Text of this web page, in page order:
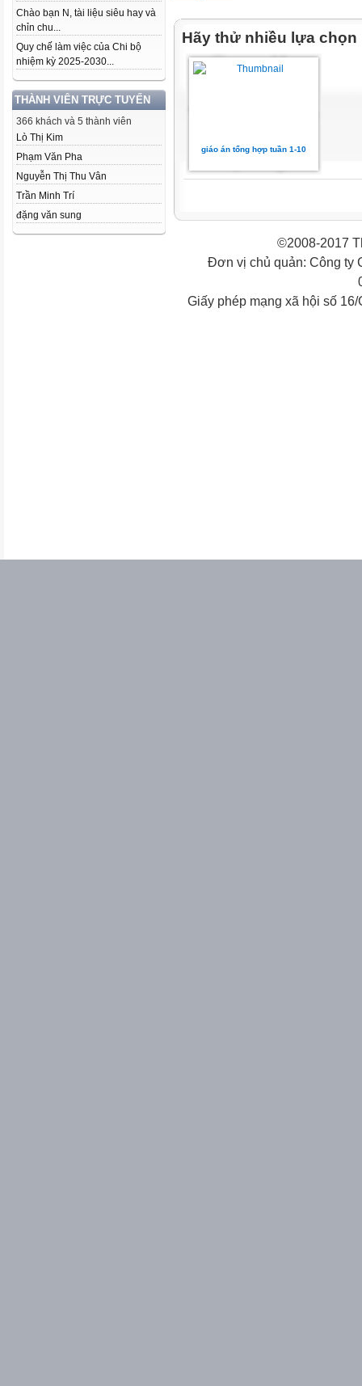
Chào bạn N, tài liệu siêu hay và
chỉn chu...
Quy chế làm việc của Chi bộ
nhiệm kỳ 2025-2030...
THÀNH VIÊN TRỰC TUYẾN
366 khách và 5 thành viên
Lò Thị Kim
Phạm Văn Pha
Nguyễn Thị Thu Vân
Trần Minh Trí
đặng văn sung
Hãy thử nhiều lựa chọn
giáo án tổng hợp tuần 1-10
©2008-2017
Đơn vị chủ quản: Công ty
Giấy phép mạng xã hội số